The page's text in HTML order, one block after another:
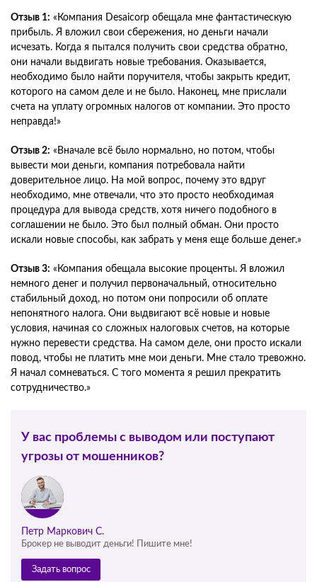
Отзыв 1: «Компания Desaicorp обещала мне фантастическую
прибыль. Я вложил свои сбережения, но деньги начали
исчезать. Когда я пытался получить свои средства обратно,
они начали выдвигать новые требования. Оказывается,
необходимо было найти поручителя, чтобы закрыть кредит,
которого на самом деле и не было. Наконец, мне прислали
счета на уплату огромных налогов от компании. Это просто
неправда!»
Отзыв 2: «Вначале всё было нормально, но потом, чтобы
вывести мои деньги, компания потребовала найти
доверительное лицо. На мой вопрос, почему это вдруг
необходимо, мне отвечали, что это просто необходимая
процедура для вывода средств, хотя ничего подобного в
соглашении не было. Это был полный обман. Они просто
искали новые способы, как забрать у меня еще больше денег.»
Отзыв 3: «Компания обещала высокие проценты. Я вложил
немного денег и получил первоначальный, относительно
стабильный доход, но потом они попросили об оплате
непонятного налога. Они выдвигают всё новые и новые
условия, начиная со сложных налоговых счетов, на которые
нужно перевести средства. На самом деле, они просто искали
повод, чтобы не платить мне мои деньги. Мне стало тревожно.
Я начал сомневаться. С того момента я решил прекратить
сотрудничество.»
У вас проблемы с выводом или поступают
угрозы от мошенников?
Петр Маркович С.
Брокер не выводит деньги! Пишите мне!
Задать вопрос